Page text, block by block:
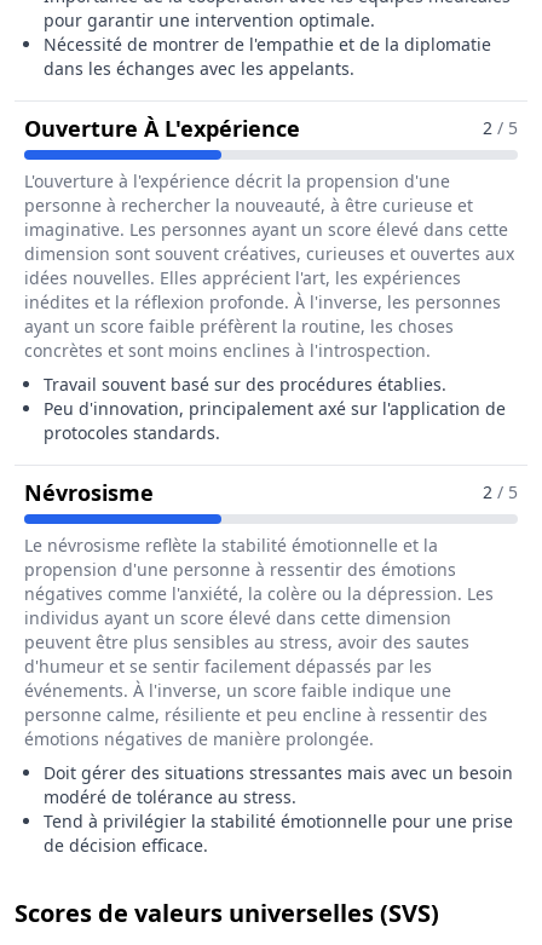
pour garantir une intervention optimale.
Nécessité de montrer de l'empathie et de la diplomatie
dans les échanges avec les appelants.
Ouverture À L'expérience Pour Le Métier De
2 / 5
L'ouverture à l'expérience décrit la propension d'une
personne à rechercher la nouveauté, à être curieuse et
imaginative. Les personnes ayant un score élevé dans cette
dimension sont souvent créatives, curieuses et ouvertes aux
idées nouvelles. Elles apprécient l'art, les expériences
inédites et la réflexion profonde. À l'inverse, les personnes
ayant un score faible préfèrent la routine, les choses
concrètes et sont moins enclines à l'introspection.
Travail souvent basé sur des procédures établies.
Peu d'innovation, principalement axé sur l'application de
protocoles standards.
Névrosisme Pour Le Métier De Assistant / 2 / 5
Le névrosisme reflète la stabilité émotionnelle et la
propension d'une personne à ressentir des émotions
négatives comme l'anxiété, la colère ou la dépression. Les
individus ayant un score élevé dans cette dimension
peuvent être plus sensibles au stress, avoir des sautes
d'humeur et se sentir facilement dépassés par les
événements. À l'inverse, un score faible indique une
personne calme, résiliente et peu encline à ressentir des
émotions négatives de manière prolongée.
Doit gérer des situations stressantes mais avec un besoin
modéré de tolérance au stress.
Tend à privilégier la stabilité émotionnelle pour une prise
de décision efficace.
Scores de valeurs universelles (SVS)